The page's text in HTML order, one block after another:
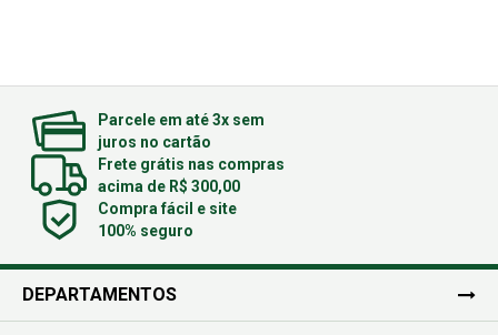
Parcele em até 3x sem
juros no cartão
Frete grátis nas compras
acima de R$ 300,00
Compra fácil e site
100% seguro
DEPARTAMENTOS